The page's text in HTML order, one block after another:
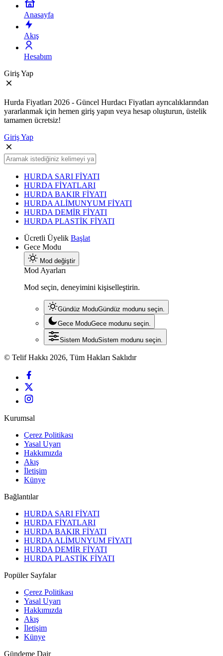
Anasayfa
Akış
Hesabım
Giriş Yap
Hurda Fiyatları 2026 - Güncel Hurdacı Fiyatları ayrıcalıklarından
yararlanmak için hemen giriş yapın veya hesap oluşturun, üstelik
tamamen ücretsiz!
Giriş Yap
HURDA SARI FİYATI
HURDA FİYATLARI
HURDA BAKIR FİYATI
HURDA ALİMUNYUM FİYATI
HURDA DEMİR FİYATI
HURDA PLASTİK FİYATI
Ücretli Üyelik Başlat
Gece Modu
Mod değiştir
Mod Ayarları
Mod seçin, deneyimini kişiselleştirin.
Gündüz ModuGündüz modunu seçin.
Gece ModuGece modunu seçin.
Sistem ModuSistem modunu seçin.
© Telif Hakkı 2026, Tüm Hakları Saklıdır
Kurumsal
Çerez Politikası
Yasal Uyarı
Hakkımızda
Akış
İletişim
Künye
Bağlantılar
HURDA SARI FİYATI
HURDA FİYATLARI
HURDA BAKIR FİYATI
HURDA ALİMUNYUM FİYATI
HURDA DEMİR FİYATI
HURDA PLASTİK FİYATI
Popüler Sayfalar
Çerez Politikası
Yasal Uyarı
Hakkımızda
Akış
İletişim
Künye
Gündeme Dair